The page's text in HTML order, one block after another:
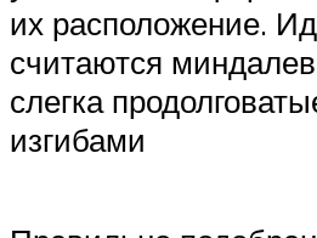
их расположение.
считаются
слегка
изгибами